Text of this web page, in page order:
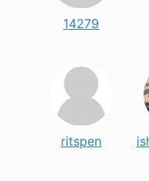
14279
ritspen